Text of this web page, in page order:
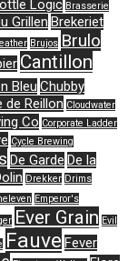
Logic Brasserie
Grillen Brekeriet
Brujos Brulo
Cantillon
Bleu Chubby
de Reillon Cloudwater
Co Corporate Ladder
Cycle Brewing
De Garde De la
Drekker Drims
Emperor's
Ever Grain Evil
Fauve Fever